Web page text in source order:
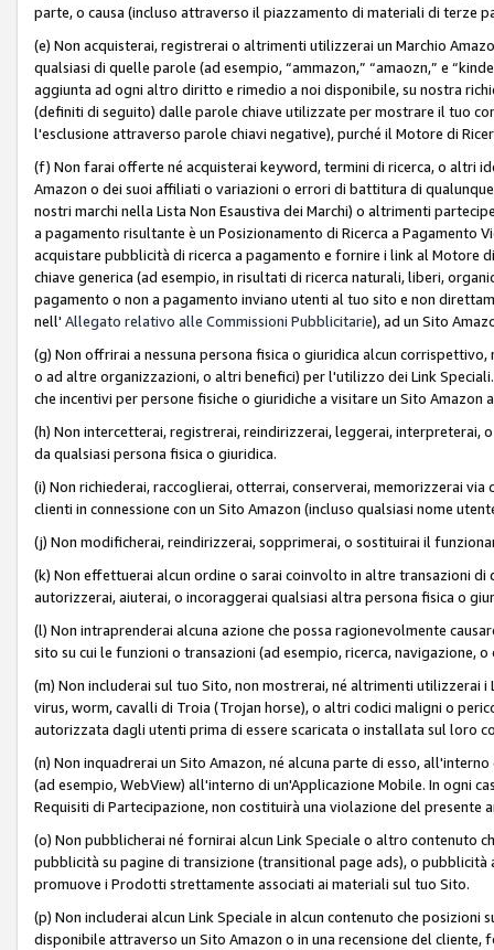
parte, o causa (incluso attraverso il piazzamento di materiali di terze
(e) Non acquisterai, registrerai o altrimenti utilizzerai un Marchio
qualsiasi di quelle parole (ad esempio, “ammazon,” “amaozn,” e
aggiunta ad ogni altro diritto e rimedio a noi disponibile, su nostra
(definiti di seguito) dalle parole chiave utilizzate per mostrare il tuo
l'esclusione attraverso parole chiavi negative), purché il Motore di
(f) Non farai offerte né acquisterai keyword, termini di ricerca, o altri
Amazon o dei suoi affiliati o variazioni o errori di battitura di
nostri marchi nella Lista Non Esaustiva dei Marchi) o altrimenti
a pagamento risultante è un Posizionamento di Ricerca a Pagamento
acquistare pubblicità di ricerca a pagamento e fornire i link al Motore
chiave generica (ad esempio, in risultati di ricerca naturali, liberi,
pagamento o non a pagamento inviano utenti al tuo sito e non
nell' Allegato relativo alle Commissioni Pubblicitarie), ad un Sito
(g) Non offrirai a nessuna persona fisica o giuridica alcun
o ad altre organizzazioni, o altri benefici) per l'utilizzo dei Link
che incentivi per persone fisiche o giuridiche a visitare un Sito
(h) Non intercetterai, registrerai, reindirizzerai, leggerai,
da qualsiasi persona fisica o giuridica.
(i) Non richiederai, raccoglierai, otterrai, conserverai, memorizzerai
clienti in connessione con un Sito Amazon (incluso qualsiasi nome
(j) Non modificherai, reindirizzerai, sopprimerai, o sostituirai il
(k) Non effettuerai alcun ordine o sarai coinvolto in altre transazioni
autorizzerai, aiuterai, o incoraggerai qualsiasi altra persona fisica o
(l) Non intraprenderai alcuna azione che possa ragionevolmente
sito su cui le funzioni o transazioni (ad esempio, ricerca, navigazione,
(m) Non includerai sul tuo Sito, non mostrerai, né altrimenti utilizzerai
virus, worm, cavalli di Troia (Trojan horse), o altri codici maligni o
autorizzata dagli utenti prima di essere scaricata o installata sul loro
(n) Non inquadrerai un Sito Amazon, né alcuna parte di esso,
(ad esempio, WebView) all'interno di un'Applicazione Mobile. In ogni
Requisiti di Partecipazione, non costituirà una violazione del presente
(o) Non pubblicherai né fornirai alcun Link Speciale o altro contenuto
pubblicità su pagine di transizione (transitional page ads), o
promuove i Prodotti strettamente associati ai materiali sul tuo Sito.
(p) Non includerai alcun Link Speciale in alcun contenuto che
disponibile attraverso un Sito Amazon o in una recensione del